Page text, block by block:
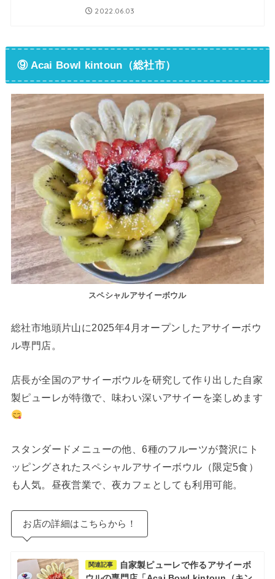
2022.06.03
⑨ Acai Bowl kintoun（総社市）
スペシャルアサイーボウル
総社市地頭片山に2025年4月オープンしたアサイーボウ
ル専門店。
店長が全国のアサイーボウルを研究して作り出した自家
製ピューレが特徴で、味わい深いアサイーを楽しめます
スタンダードメニューの他、6種のフルーツが贅沢にト
ッピングされたスペシャルアサイーボウル（限定5食）
も人気。昼夜営業で、夜カフェとしても利用可能。
お店の詳細はこちらから！
関連記事
自家製ピューレで作るアサイーボ